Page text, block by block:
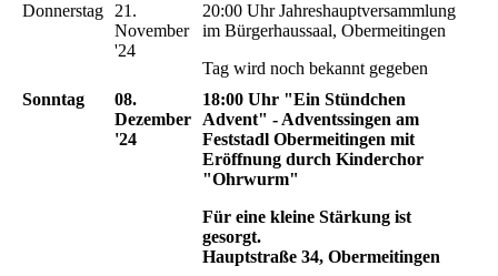
Donnerstag
21.
November
'24
20:00 Uhr Jahreshauptversammlung
im Bürgerhaussaal, Obermeitingen
Tag wird noch bekannt gegeben
Sonntag
08.
Dezember
'24
18:00 Uhr "Ein Stündchen
Advent" - Adventssingen am
Feststadl Obermeitingen mit
Eröffnung durch Kinderchor
"Ohrwurm"
Für eine kleine Stärkung ist
gesorgt.
Hauptstraße 34, Obermeitingen